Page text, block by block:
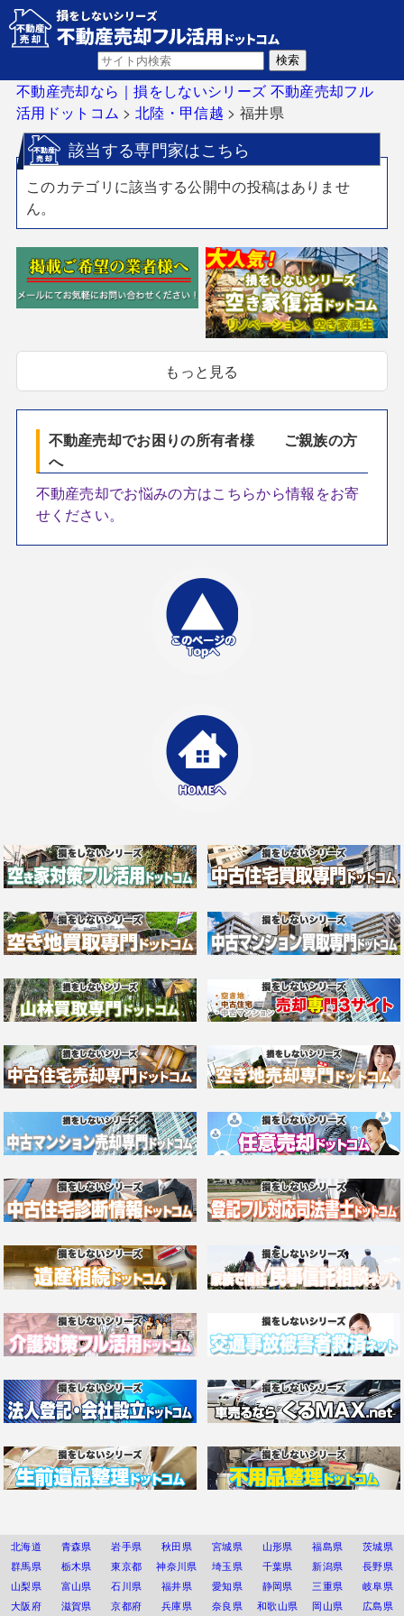
不動産売却なら｜損をしないシリーズ 不動産売却フル
活用ドットコム >北陸・甲信越 >福井県
該当する専門家はこちら
このカテゴリに該当する公開中の投稿はありませ
ん。
もっと見る
不動産売却でお困りの所有者様 ご親族の方
へ
不動産売却でお悩みの方はこちらから情報をお寄
せください。
北海道 青森県 岩手県 秋田県 宮城県 山形県 福島県
茨城県
群馬県
栃木県 東京都 神奈川県 埼玉県 千葉県 新潟県
長野県
山梨県
富山県 石川県 福井県 愛知県 静岡県 三重県
岐阜県
大阪府
滋賀県 京都府 兵庫県 奈良県 和歌山県 岡山県 広島県